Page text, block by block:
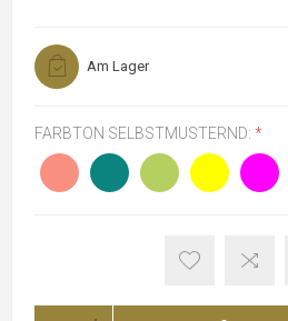
Am Lager
FARBTON SELBSTMUSTERND: *